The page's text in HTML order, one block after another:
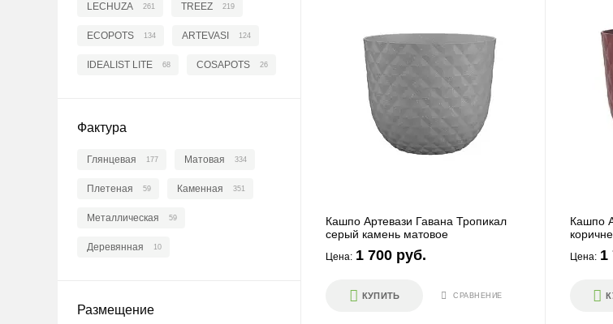
Для орхидей
ПЕРЕЙТИ
На ножке
ПЕРЕЙТИ
LECHUZA 261 TREEZ 219
ECOPOTS 134 ARTEVASI 124
IDEALIST LITE 68 COSAPOTS 26
Фактура
Глянцевая 177 Матовая 334
Плетеная 59 Каменная 351
Металлическая 59
Деревянная 10
Размещение
Кашпо Артевази Гавана Тропикал
серый камень матовое
Цена: 1 700 руб.
КУПИТЬ СРАВНЕНИЕ
Кашпо
Цена: 1